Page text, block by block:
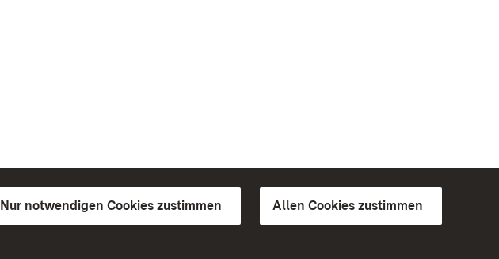
Nur notwendigen Cookies zustimmen Allen Cookies zustimmen